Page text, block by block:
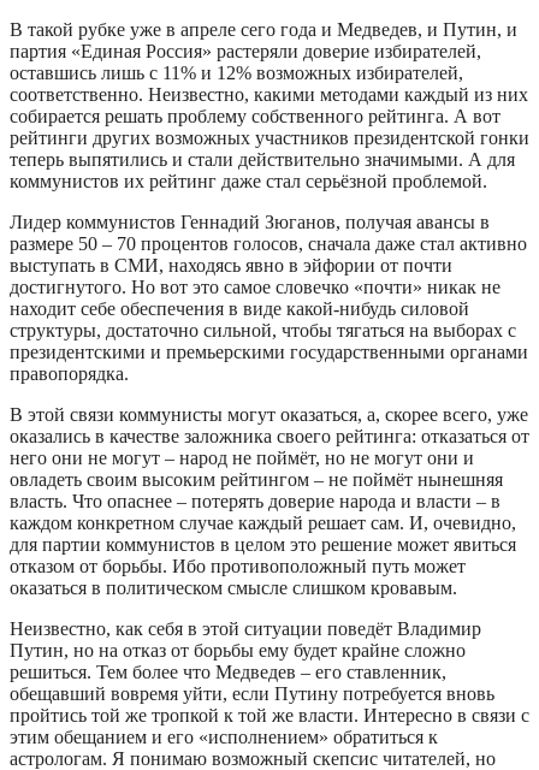
В такой рубке уже в апреле сего года и Медведев, и Путин, и
партия «Единая Россия» растеряли доверие избирателей,
оставшись лишь с 11% и 12% возможных избирателей,
соответственно. Неизвестно, какими методами каждый из них
собирается решать проблему собственного рейтинга. А вот
рейтинги других возможных участников президентской гонки
теперь выпятились и стали действительно значимыми. А для
коммунистов их рейтинг даже стал серьёзной проблемой.
Лидер коммунистов Геннадий Зюганов, получая авансы в
размере 50 – 70 процентов голосов, сначала даже стал активно
выступать в СМИ, находясь явно в эйфории от почти
достигнутого. Но вот это самое словечко «почти» никак не
находит себе обеспечения в виде какой-нибудь силовой
структуры, достаточно сильной, чтобы тягаться на выборах с
президентскими и премьерскими государственными органами
правопорядка.
В этой связи коммунисты могут оказаться, а, скорее всего, уже
оказались в качестве заложника своего рейтинга: отказаться от
него они не могут – народ не поймёт, но не могут они и
овладеть своим высоким рейтингом – не поймёт нынешняя
власть. Что опаснее – потерять доверие народа и власти – в
каждом конкретном случае каждый решает сам. И, очевидно,
для партии коммунистов в целом это решение может явиться
отказом от борьбы. Ибо противоположный путь может
оказаться в политическом смысле слишком кровавым.
Неизвестно, как себя в этой ситуации поведёт Владимир
Путин, но на отказ от борьбы ему будет крайне сложно
решиться. Тем более что Медведев – его ставленник,
обещавший вовремя уйти, если Путину потребуется вновь
пройтись той же тропкой к той же власти. Интересно в связи с
этим обещанием и его «исполнением» обратиться к
астрологам. Я понимаю возможный скепсис читателей, но